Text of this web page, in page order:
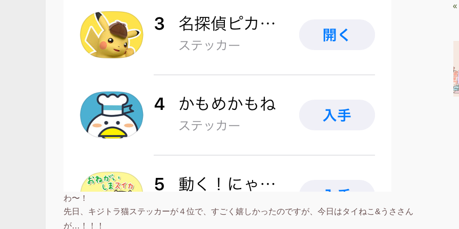
わ〜！
先日、キジトラ猫ステッカーが４位で、すごく嬉しかったのですが、今日はタイねこ&うささん
が…！！！
«